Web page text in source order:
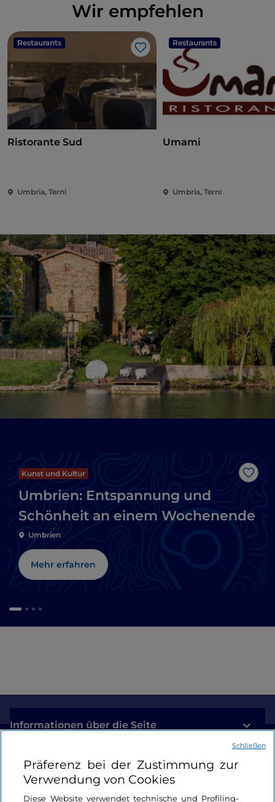
Wir empfehlen
Restaurants
Like
Ristorante Sud
Umbria, Terni
Restaurants
Umami
Umbria, Terni
Like
Kunst und Kultur
Umbrien: Entspannung und
Schönheit an einem Wochenende
Umbrien
Mehr erfahren
Informationen über die Seite
Nützliche Links
Login
Präferenz bei der Zustimmung zur
Verwendung von Cookies
Diese Website verwendet technische und Profiling-
Schließen